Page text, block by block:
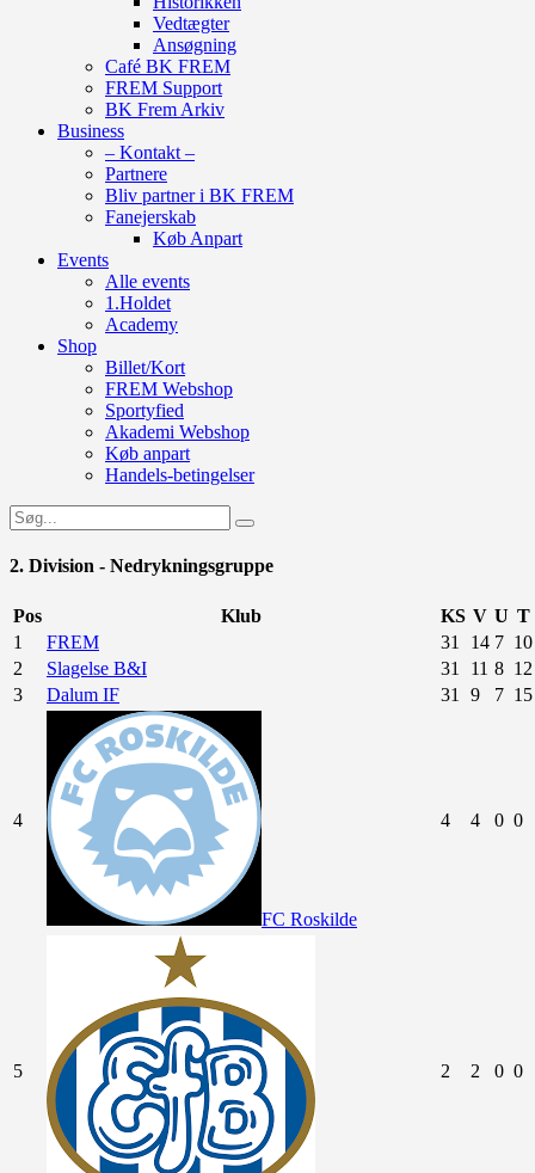
Vedtægter
Ansøgning
Café BK FREM
FREM Support
BK Frem Arkiv
Business
– Kontakt –
Partnere
Bliv partner i BK FREM
Fanejerskab
Køb Anpart
Events
Alle events
1.Holdet
Academy
Shop
Billet/Kort
FREM Webshop
Sportyfied
Akademi Webshop
Køb anpart
Handels-betingelser
2. Division - Nedrykningsgruppe
Pos Klub KS V U T
1
FREM 31 14 7 10
2
Slagelse B&I 31 11 8 12
3
Dalum IF 31 9 7 15
4
FC Roskilde
4 4 0 0
5 2 2 0 0